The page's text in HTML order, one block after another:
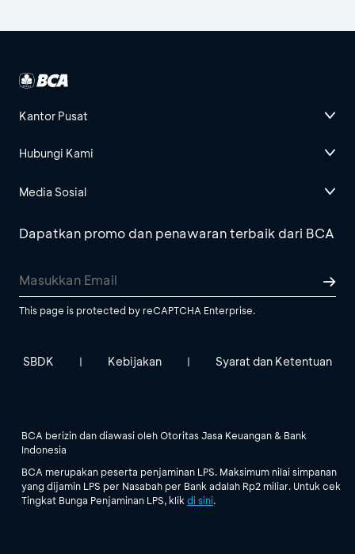
Kantor Pusat
Hubungi Kami
Media Sosial
Dapatkan promo dan penawaran terbaik dari BCA
This page is protected by reCAPTCHA Enterprise.
SBDK | Kebijakan | Syarat dan Ketentuan
BCA berizin dan diawasi oleh Otoritas Jasa Keuangan & Bank
Indonesia
BCA merupakan peserta penjaminan LPS. Maksimum nilai simpanan
yang dijamin LPS per Nasabah per Bank adalah Rp2 miliar. Untuk cek
Tingkat Bunga Penjaminan LPS, klik di sini.